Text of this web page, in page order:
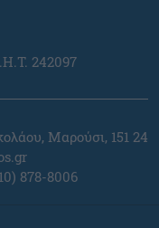
242097
Μαρούσι, 151 24
878-8006